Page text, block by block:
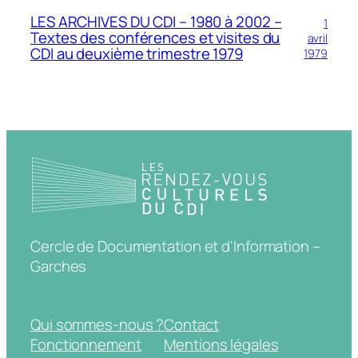
LES ARCHIVES DU CDI – 1980 à 2002 –
Textes des conférences et visites du
CDI au deuxième trimestre 1979
1
avril
1979
Cercle de Documentation et d'Information –
Garches
Qui sommes-nous ?
Fonctionnement
Contact
Mentions légales